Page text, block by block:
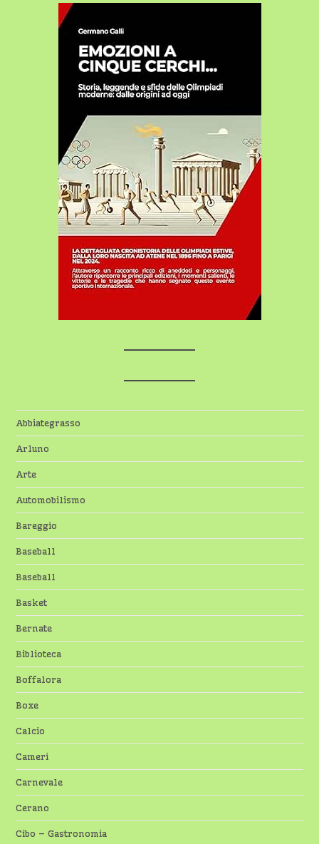
Abbiategrasso
Arluno
Arte
Automobilismo
Bareggio
Baseball
Baseball
Basket
Bernate
Biblioteca
Boffalora
Boxe
Calcio
Cameri
Carnevale
Cerano
Cibo – Gastronomia